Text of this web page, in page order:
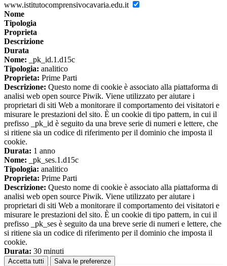
www.istitutocomprensivocavaria.edu.it
Nome
Tipologia
Proprieta
Descrizione
Durata
Nome: _pk_id.1.d15c
Tipologia: analitico
Proprieta: Prime Parti
Descrizione: Questo nome di cookie è associato alla piattaforma di
analisi web open source Piwik. Viene utilizzato per aiutare i
proprietari di siti Web a monitorare il comportamento dei visitatori e
misurare le prestazioni del sito. È un cookie di tipo pattern, in cui il
prefisso _pk_id è seguito da una breve serie di numeri e lettere, che
si ritiene sia un codice di riferimento per il dominio che imposta il
cookie.
Durata: 1 anno
Nome: _pk_ses.1.d15c
Tipologia: analitico
Proprieta: Prime Parti
Descrizione: Questo nome di cookie è associato alla piattaforma di
analisi web open source Piwik. Viene utilizzato per aiutare i
proprietari di siti Web a monitorare il comportamento dei visitatori e
misurare le prestazioni del sito. È un cookie di tipo pattern, in cui il
prefisso _pk_ses è seguito da una breve serie di numeri e lettere, che
si ritiene sia un codice di riferimento per il dominio che imposta il
cookie.
Durata: 30 minuti
Accetta tutti Salva le preferenze